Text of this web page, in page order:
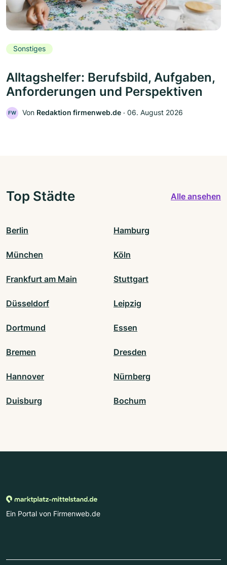
Sonstiges
Alltagshelfer: Berufsbild, Aufgaben,
Anforderungen und Perspektiven
FW Von Redaktion firmenweb.de ‧ 06. August 2026
Top Städte Alle ansehen
Berlin Hamburg
München Köln
Frankfurt am Main Stuttgart
Düsseldorf Leipzig
Dortmund Essen
Bremen Dresden
Hannover Nürnberg
Duisburg Bochum
Ein Portal von Firmenweb.de